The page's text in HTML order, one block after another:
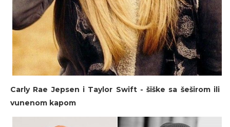
Carly Rae Jepsen i Taylor Swift - šiške sa šeširom ili
vunenom kapom